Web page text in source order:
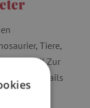
Tiere,
dabei! Zur
Details
einfach